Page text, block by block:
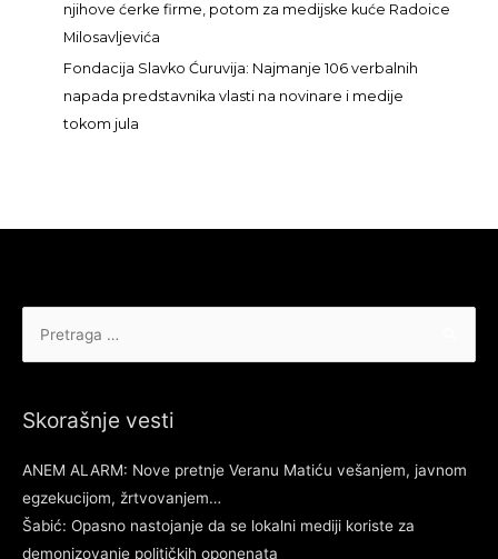
njihove ćerke firme, potom za medijske kuće Radoice
Milosavljevića
Fondacija Slavko Ćuruvija: Najmanje 106 verbalnih
napada predstavnika vlasti na novinare i medije
tokom jula
Skorašnje vesti
ANEM ALARM: Nove pretnje Veranu Matiću vešanjem, javnom
egzekucijom, žrtvovanjem…
Šabić: Opasno nastojanje da se lokalni mediji koriste za
demonizovanje političkih oponenata